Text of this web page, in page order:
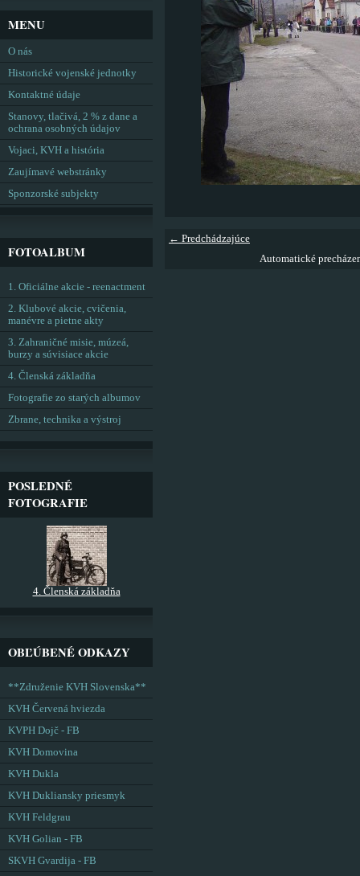
← Predchádzajúce
Automatické
MENU
O nás
Historické vojenské jednotky
Kontaktné údaje
Stanovy, tlačivá, 2 % z dane a
ochrana osobných údajov
Vojaci, KVH a história
Zaujímavé webstránky
Sponzorské subjekty
FOTOALBUM
1. Oficiálne akcie - reenactment
2. Klubové akcie, cvičenia,
manévre a pietne akty
3. Zahraničné misie, múzeá,
burzy a súvisiace akcie
4. Členská základňa
Fotografie zo starých albumov
Zbrane, technika a výstroj
POSLEDNÉ
FOTOGRAFIE
4. Členská základňa
OBĽÚBENÉ ODKAZY
**Združenie KVH Slovenska**
KVH Červená hviezda
KVPH Dojč - FB
KVH Domovina
KVH Dukla
KVH Dukliansky priesmyk
KVH Feldgrau
KVH Golian - FB
SKVH Gvardija - FB